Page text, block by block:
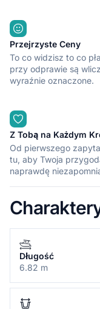
Przejrzyste Ceny
To co widzisz to co
przy odprawie są
wyraźnie oznaczone.
Z Tobą na Każdym
Od pierwszego
tu, aby Twoja
naprawdę
Długość
6.82 m